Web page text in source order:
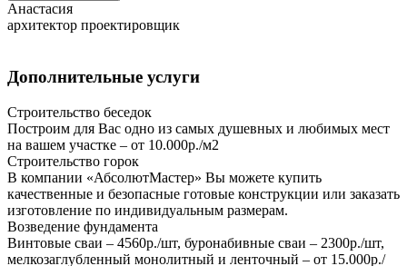
Анастасия
архитектор проектировщик
Дополнительные услуги
Строительство беседок
Построим для Вас одно из самых душевных и любимых мест
на вашем участке – от 10.000р./м2
Строительство горок
В компании «АбсолютМастер» Вы можете купить
качественные и безопасные готовые конструкции или заказать
изготовление по индивидуальным размерам.
Возведение фундамента
Винтовые сваи – 4560р./шт, буронабивные сваи – 2300р./шт,
мелкозаглубленный монолитный и ленточный – от 15.000р./